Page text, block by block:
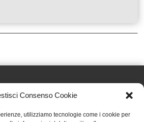
Consenso Cookie
utilizziamo tecnologie come i cookie per
Paolo SAS